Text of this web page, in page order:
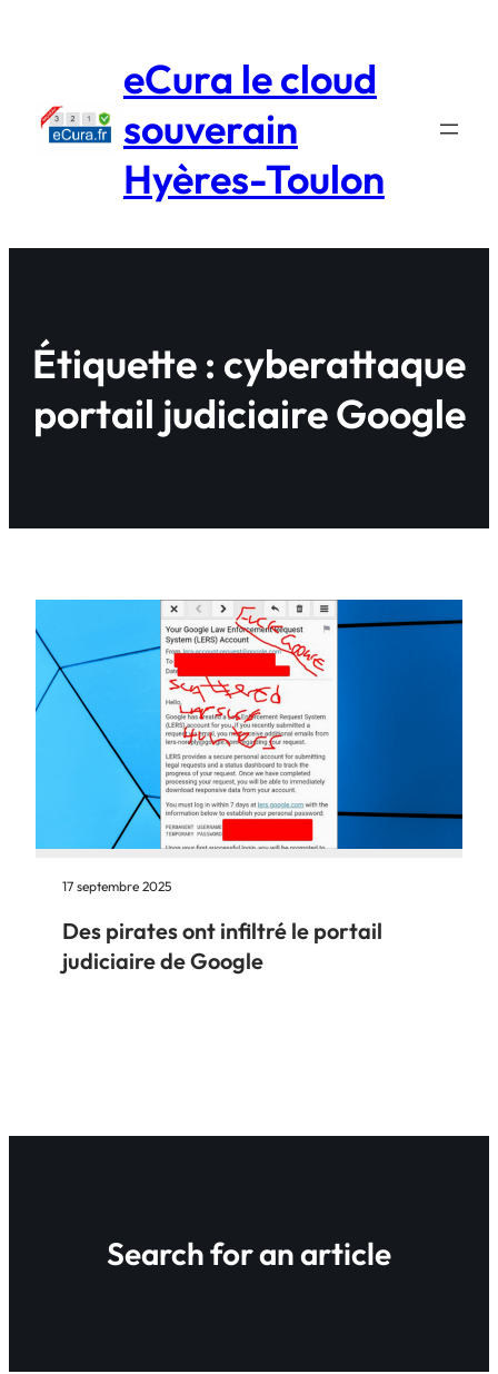
eCura le cloud
souverain
Hyères-Toulon
Étiquette : cyberattaque
portail judiciaire Google
17 septembre 2025
Des pirates ont infiltré le portail
judiciaire de Google
Search for an article